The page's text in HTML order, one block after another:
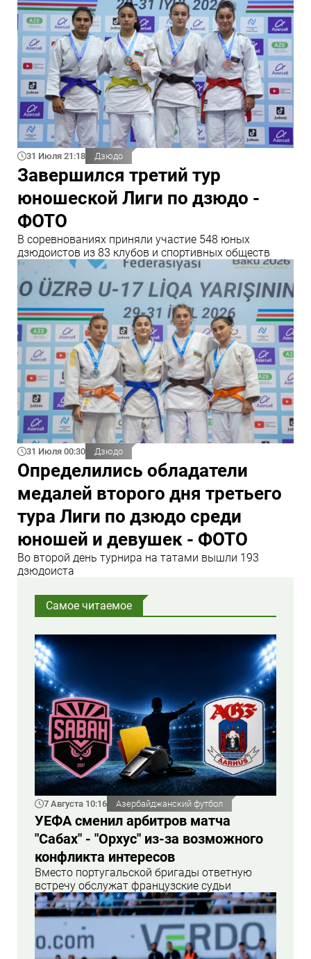
31 Июля 21:18 Дзюдо
Завершился третий тур
юношеской Лиги по дзюдо -
ФОТО
В соревнованиях приняли участие 548 юных
дзюдоистов из 83 клубов и спортивных обществ
31 Июля 00:30 Дзюдо
Определились обладатели
медалей второго дня третьего
тура Лиги по дзюдо среди
юношей и девушек - ФОТО
Во второй день турнира на татами вышли 193
дзюдоиста
Самое читаемое
7 Августа 10:16 Азербайджанский футбол
УЕФА сменил арбитров матча
"Сабах" - "Орхус" из-за возможного
конфликта интересов
Вместо португальской бригады ответную
встречу обслужат французские судьи